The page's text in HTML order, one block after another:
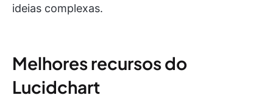
ideias complexas.
Melhores recursos do
Lucidchart